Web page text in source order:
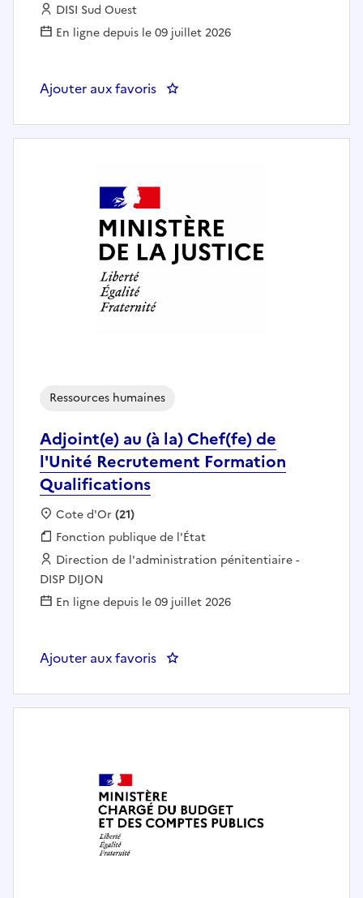
Employeur :
DISI Sud Ouest
En ligne depuis le 09 juillet 2026
Ajouter aux favoris : Assistant administratif au
Adjoint(e) au (à la) Chef(fe) de
l'Unité Recrutement Formation
Qualifications
Ressources humaines
Localisation :
Cote d'Or (21)
Fonction publique :
Fonction publique de l'État
Employeur :
Direction de l'administration pénitentiaire -
DISP DIJON
En ligne depuis le 09 juillet 2026
Ajouter aux favoris : Adjoint(e) au (à la) Chef(fe)